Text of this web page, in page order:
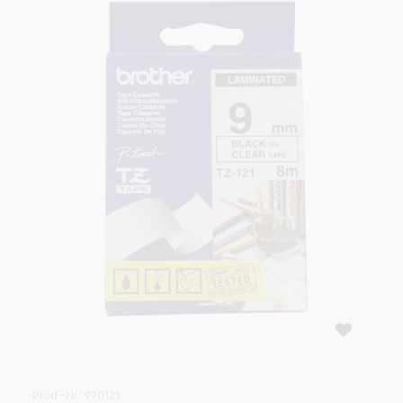
behalten stets die volle Kontrolle über Ihre Ablage.
Format: Querformat für optimale Lesbarkeit Material:
beschriftbar und leicht zu reinigen Einsatz: Zentraler
Leitfaden für Archiv und Schreibtisch Vorteil: Nachhaltig
durch lange Wiederverwendbarkeit